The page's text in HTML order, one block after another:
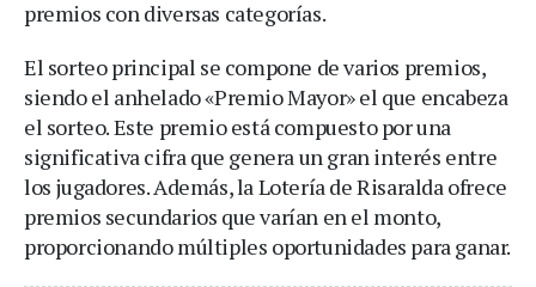
premios con diversas categorías.
El sorteo principal se compone de varios premios,
siendo el anhelado «Premio Mayor» el que encabeza
el sorteo. Este premio está compuesto por una
significativa cifra que genera un gran interés entre
los jugadores. Además, la Lotería de Risaralda ofrece
premios secundarios que varían en el monto,
proporcionando múltiples oportunidades para ganar.